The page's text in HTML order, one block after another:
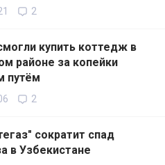
2
купить коттедж в
районе за копейки
путём
2
сократит спад
в Узбекистане